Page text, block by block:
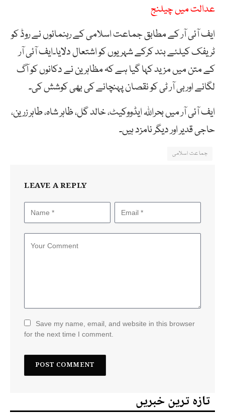
عدالت میں چیلنج
ایف آئی آر کے مطابق جماعت اسلامی کے رہنمائوں نے روڈ کو
ٹریفک کیلئے بند کرکے شہریوں کو اشتعال دلایا۔ایف آئی آر
کے متن میں مزید کہا گیا ہے کہ مظاہرین نے دکانوں کو آگ
لگانے اوربی آر ٹی کو نقصان پہنچانے کی بھی کوشش کی۔
ایف آئی آر میں بحراللہ ایڈووکیٹ، خالد گل، ظاہر شاہ، طاہر زرین،
حاجی قدیر اور دیگر نامزد ہیں۔
جماعت اسلامی
LEAVE A REPLY
Save my name, email, and website in this browser
for the next time I comment.
تازہ ترین خبریں